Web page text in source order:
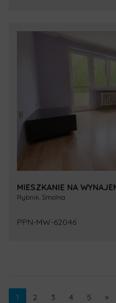
MIESZKANIE NA
Rybnik, Smolna
PPN-MW-62046
1 2 3 4 5 »